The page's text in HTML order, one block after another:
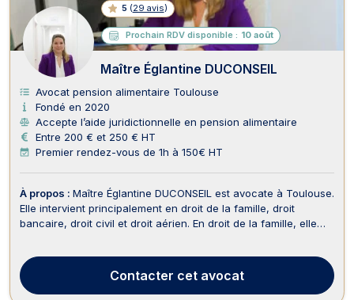
5 (29 avis)
Prochain RDV disponible : 10 août
Maître Églantine DUCONSEIL
Avocat pension alimentaire Toulouse
Fondé en 2020
Accepte l’aide juridictionnelle en pension alimentaire
Entre 200 € et 250 € HT
Premier rendez-vous de 1h à 150€ HT
À propos : Maître Églantine DUCONSEIL est avocate à Toulouse.
Elle intervient principalement en droit de la famille, droit
bancaire, droit civil et droit aérien. En droit de la famille, elle
divorce par consentement mutuel...
Contacter cet avocat